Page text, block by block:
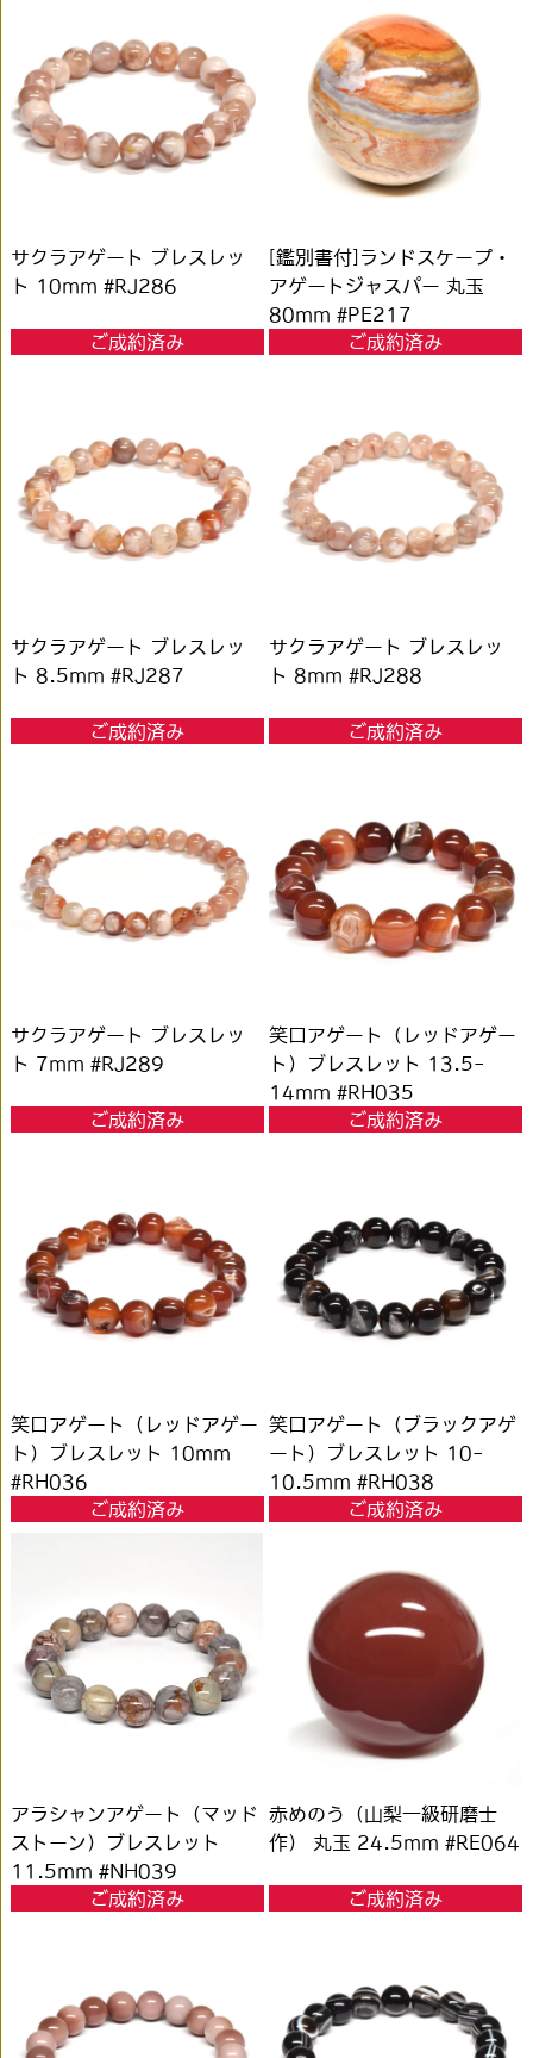
サクラアゲート ブレスレッ
ト 10mm #RJ286
ご成約済み
[鑑別書付]ランドスケープ・
アゲートジャスパー 丸玉
80mm #PE217
ご成約済み
サクラアゲート ブレスレッ
ト 8.5mm #RJ287
ご成約済み
サクラアゲート ブレスレッ
ト 8mm #RJ288
ご成約済み
サクラアゲート ブレスレッ
ト 7mm #RJ289
ご成約済み
笑口アゲート（レッドアゲー
ト）ブレスレット 13.5-
14mm #RH035
ご成約済み
笑口アゲート（レッドアゲー
ト）ブレスレット 10mm
#RH036
ご成約済み
笑口アゲート（ブラックアゲ
ート）ブレスレット 10-
10.5mm #RH038
ご成約済み
アラシャンアゲート（マッド
ストーン）ブレスレット
11.5mm #NH039
ご成約済み
赤めのう（山梨一級研磨士
作） 丸玉 24.5mm #RE064
ご成約済み